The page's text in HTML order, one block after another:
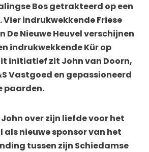
Bos getrakteerd op een
Vier indrukwekkende Friese
De Nieuwe Heuvel verschijnen
indrukwekkende Kür op
initiatief zit John van Doorn,
Vastgoed en gepassioneerd
paarden.
over zijn liefde voor het
als nieuwe sponsor van het
tussen zijn Schiedamse